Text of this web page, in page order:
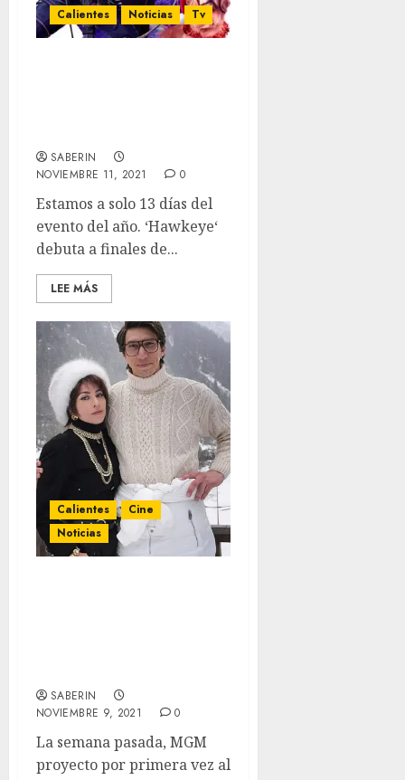
Calientes Noticias Tv
SABERIN
NOVIEMBRE 11, 2021
0
Estamos a solo 13 días del
evento del año. ‘Hawkeye‘
debuta a finales de...
LEE MÁS
Calientes
Cine
Noticias
SABERIN
NOVIEMBRE 9, 2021
0
La semana pasada, MGM
proyecto por primera vez al